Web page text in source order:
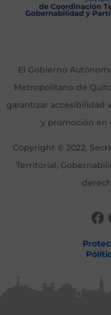
El Gobierno
Metropolitano de
garantizar accesibilidad
y promoción en
Copyright © 2022,
Territorial,